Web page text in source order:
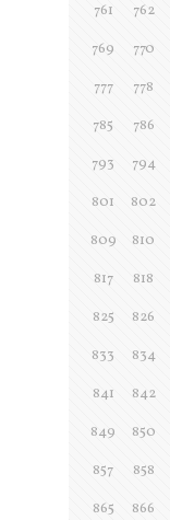
761
762
769
770
777
778
785
786
793
794
801
802
809
810
817
818
825
826
833
834
841
842
849
850
857
858
865
866